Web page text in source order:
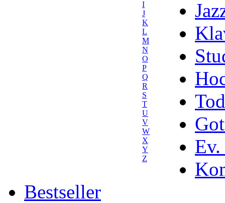
I
J
K
L
M
N
O
P
Q
R
S
T
U
V
W
X
Y
Z
Ev.
Bestseller